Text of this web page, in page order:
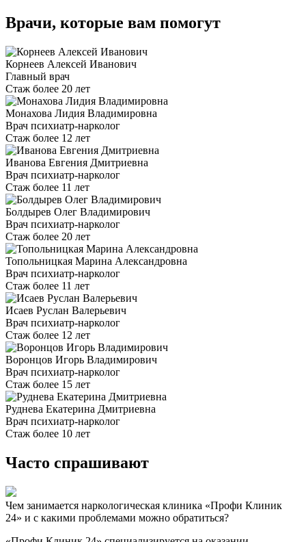
Врачи, которые вам помогут
Корнеев Алексей Иванович
Главный врач
Стаж более 20 лет
Монахова Лидия Владимировна
Врач психиатр-нарколог
Стаж более 12 лет
Иванова Евгения Дмитриевна
Врач психиатр-нарколог
Стаж более 11 лет
Болдырев Олег Владимирович
Врач психиатр-нарколог
Стаж более 20 лет
Топольницкая Марина Александровна
Врач психиатр-нарколог
Стаж более 11 лет
Исаев Руслан Валерьевич
Врач психиатр-нарколог
Стаж более 12 лет
Воронцов Игорь Владимирович
Врач психиатр-нарколог
Стаж более 15 лет
Руднева Екатерина Дмитриевна
Врач психиатр-нарколог
Стаж более 10 лет
Часто спрашивают
Чем занимается наркологическая клиника «Профи Клиник
24» и с какими проблемами можно обратиться?